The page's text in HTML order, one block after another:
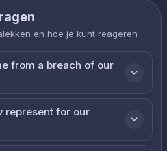
en hoe je kunt reageren
from a breach of our
represent for our